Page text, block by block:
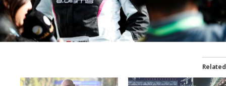
Related